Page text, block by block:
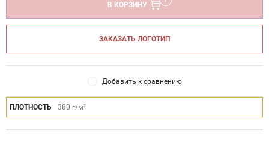
В КОРЗИНУ
ЗАКАЗАТЬ ЛОГОТИП
Добавить к сравнению
ПЛОТНОСТЬ 380 г/м²